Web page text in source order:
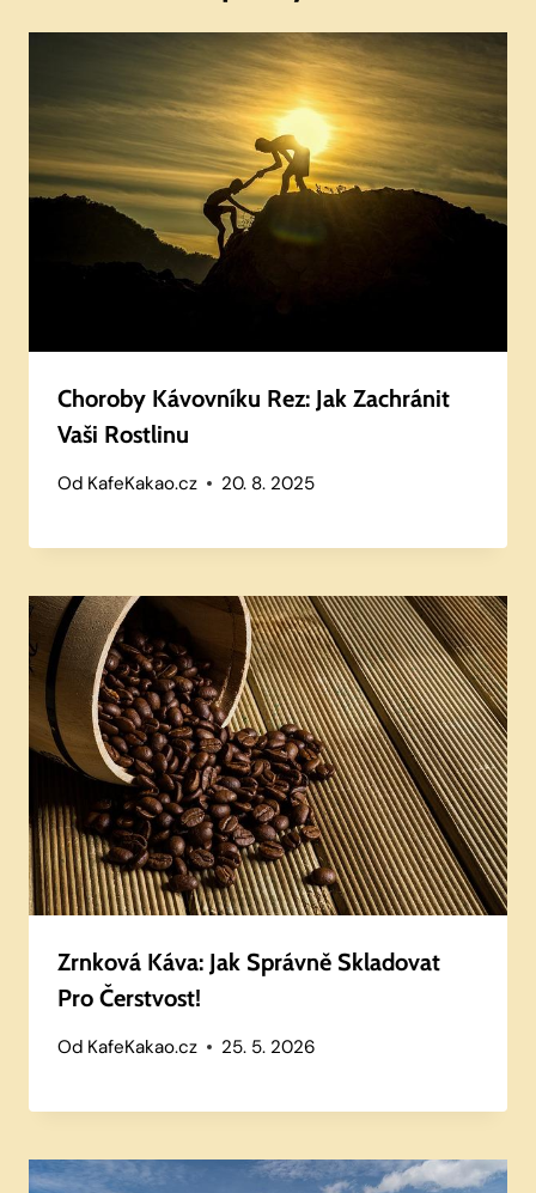
Choroby Kávovníku Rez: Jak Zachránit
Vaši Rostlinu
Od KafeKakao.cz 20. 8. 2025
Zrnková Káva: Jak Správně Skladovat
Pro Čerstvost!
Od KafeKakao.cz 25. 5. 2026